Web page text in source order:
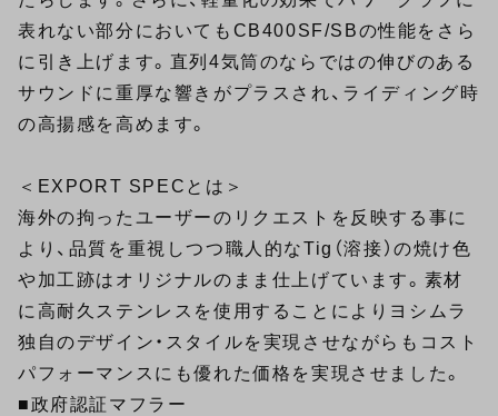
表れない部分においてもCB400SF/SBの性能をさら
に引き上げます。直列4気筒のならではの伸びのある
サウンドに重厚な響きがプラスされ、ライディング時
の高揚感を高めます。
＜EXPORT SPECとは＞
海外の拘ったユーザーのリクエストを反映する事に
より、品質を重視しつつ職人的なTig（溶接）の焼け色
や加工跡はオリジナルのまま仕上げています。素材
に高耐久ステンレスを使用することによりヨシムラ
独自のデザイン・スタイルを実現させながらもコスト
パフォーマンスにも優れた価格を実現させました。
■政府認証マフラー